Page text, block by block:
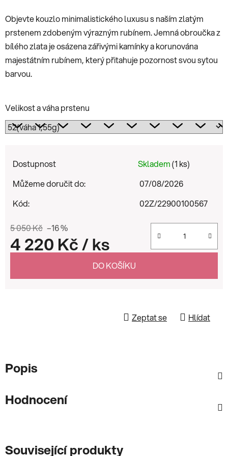
Objevte kouzlo minimalistického luxusu s naším zlatým
prstenem zdobeným výrazným rubínem. Jemná obroučka z
bílého zlata je osázena zářivými kamínky a korunována
majestátním rubínem, který přitahuje pozornost svou sytou
barvou.
Velikost a váha prstenu
Dostupnost Skladem(1 ks)
Můžeme doručit do:
07/08/2026
Kód:
02Z/22900100567
5 050 Kč –16 %
4 220 Kč/ ks
DO KOŠÍKU
Zeptat se Hlídat
Popis
Hodnocení
Související produkty